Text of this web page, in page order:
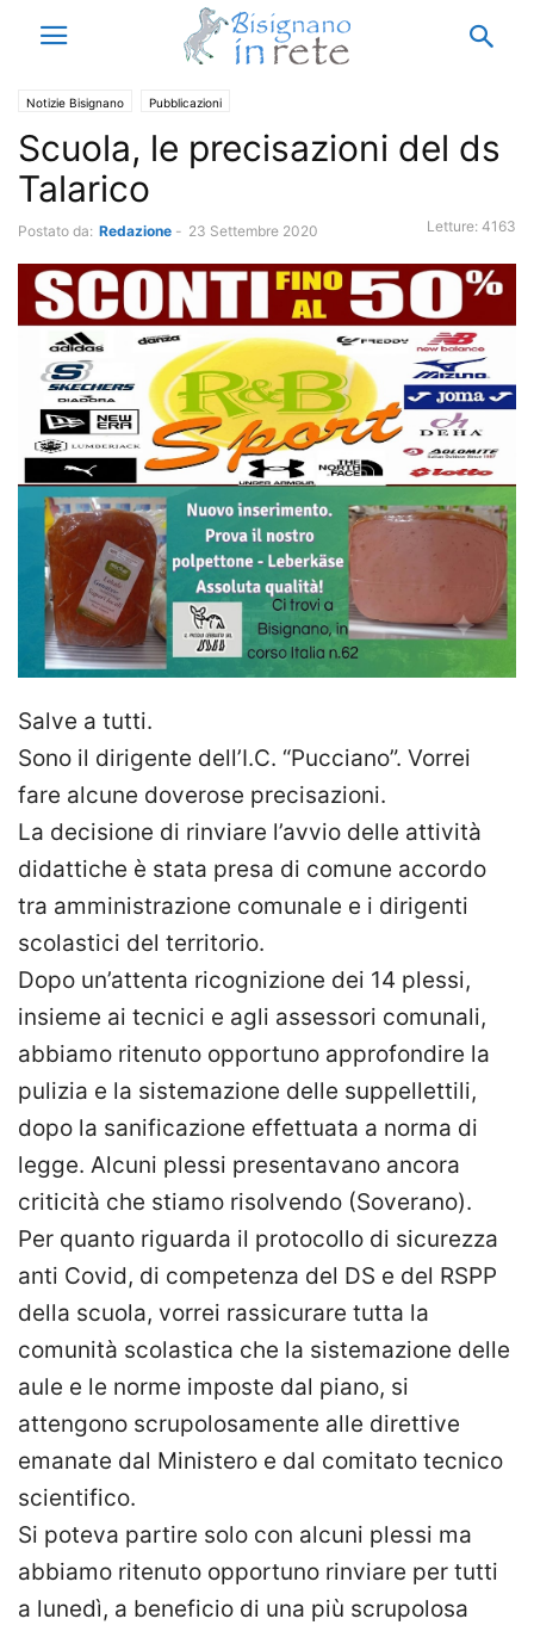
Notizie Bisignano Pubblicazioni
Scuola, le precisazioni del ds
Talarico
Postato da: Redazione - 23 Settembre 2020 Letture: 4163
Salve a tutti.
Sono il dirigente dell’I.C. “Pucciano”. Vorrei
fare alcune doverose precisazioni.
La decisione di rinviare l’avvio delle attività
didattiche è stata presa di comune accordo
tra amministrazione comunale e i dirigenti
scolastici del territorio.
Dopo un’attenta ricognizione dei 14 plessi,
insieme ai tecnici e agli assessori comunali,
abbiamo ritenuto opportuno approfondire la
pulizia e la sistemazione delle suppellettili,
dopo la sanificazione effettuata a norma di
legge. Alcuni plessi presentavano ancora
criticità che stiamo risolvendo (Soverano).
Per quanto riguarda il protocollo di sicurezza
anti Covid, di competenza del DS e del RSPP
della scuola, vorrei rassicurare tutta la
comunità scolastica che la sistemazione delle
aule e le norme imposte dal piano, si
attengono scrupolosamente alle direttive
emanate dal Ministero e dal comitato tecnico
scientifico.
Si poteva partire solo con alcuni plessi ma
abbiamo ritenuto opportuno rinviare per tutti
a lunedì, a beneficio di una più scrupolosa